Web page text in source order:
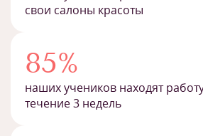
свои салоны красоты
85%
наших учеников находят
течение 3 недель